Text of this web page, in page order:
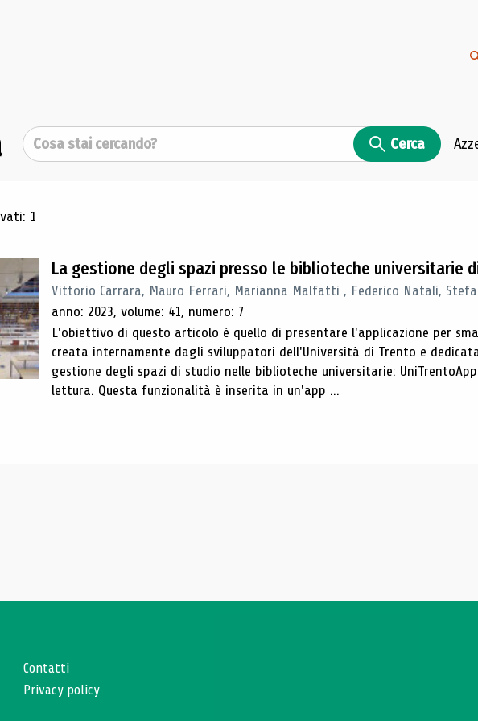
Cerca Cerca
di ricerca
1
La gestione degli spazi presso le biblioteche universitarie
Vittorio Carrara, Mauro Ferrari, Marianna Malfatti , Federico Natali,
anno: 2023, volume: 41, numero: 7
L'obiettivo di questo articolo è quello di presentare l'applicazione per
creata internamente dagli sviluppatori dell'Università di Trento e
gestione degli spazi di studio nelle biblioteche universitarie:
lettura. Questa funzionalità è inserita in un'app ...
Contatti
Privacy policy